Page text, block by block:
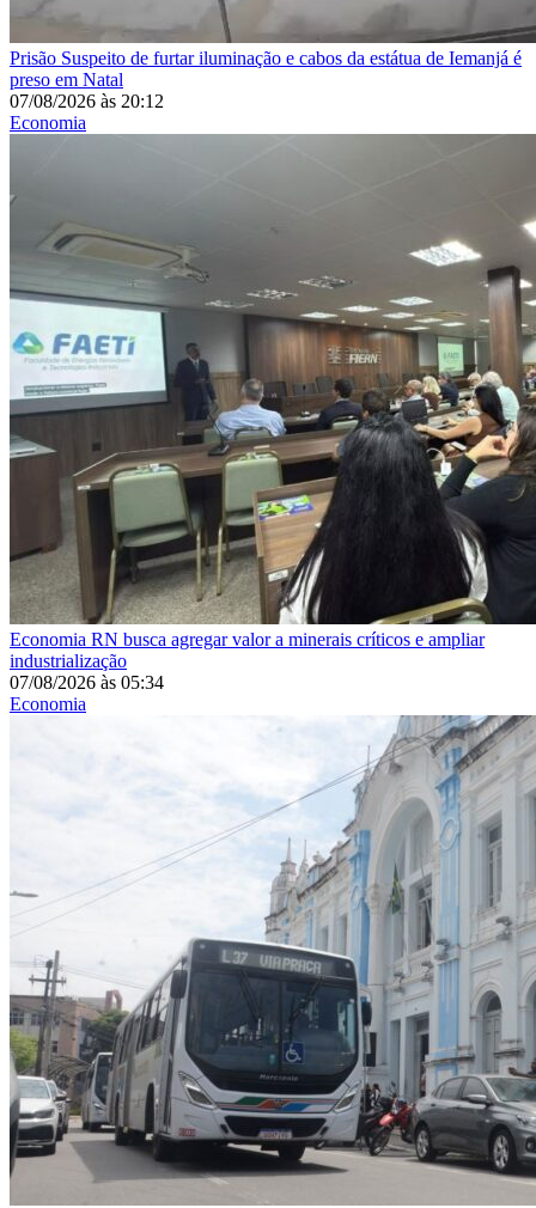
Prisão Suspeito de furtar iluminação e cabos da estátua de Iemanjá é
preso em Natal
07/08/2026 às 20:12
Economia
Economia RN busca agregar valor a minerais críticos e ampliar
industrialização
07/08/2026 às 05:34
Economia